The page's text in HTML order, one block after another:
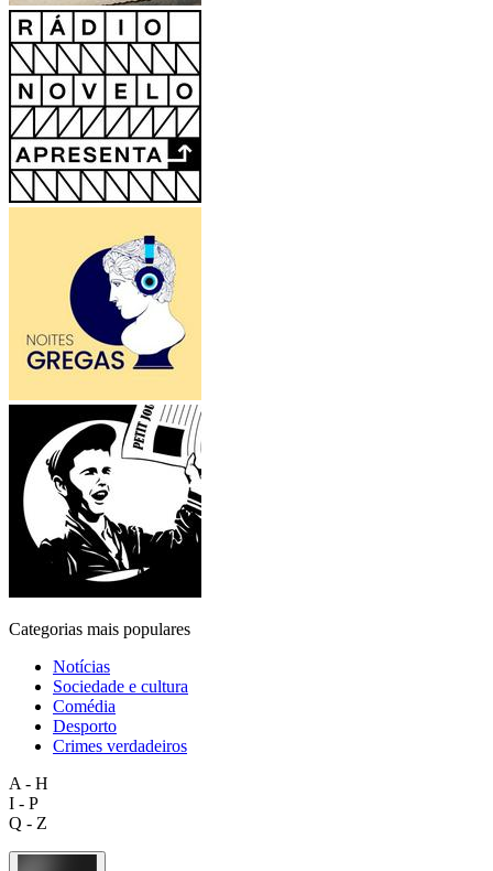
Categorias mais populares
Notícias
Sociedade e cultura
Comédia
Desporto
Crimes verdadeiros
A - H
I - P
Q - Z